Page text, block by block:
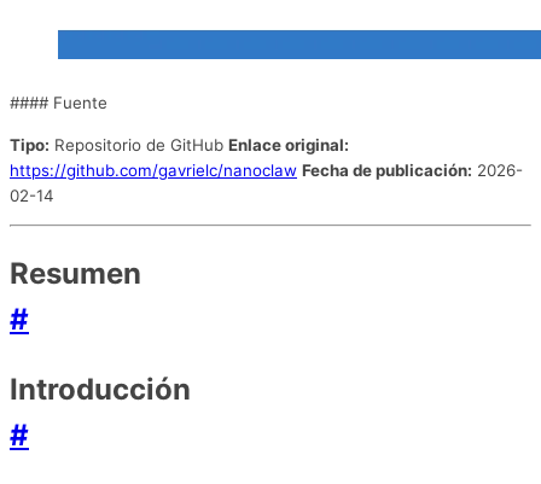
#### Fuente
Tipo: Repositorio de GitHub Enlace original:
https://github.com/gavrielc/nanoclaw Fecha de publicación: 2026-
02-14
Resumen
#
Introducción
#